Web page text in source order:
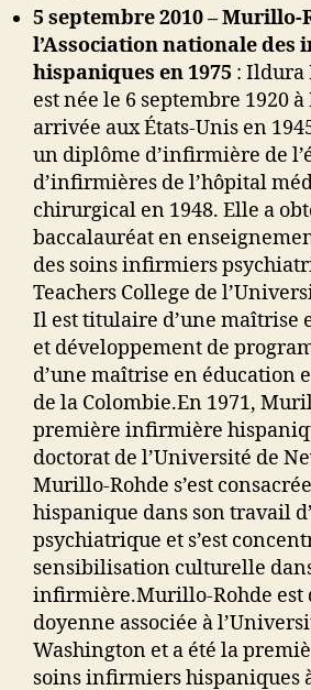
5 septembre 2010 – Murillo-
l’Association nationale des
hispaniques en 1975 : Ildura
est née le 6 septembre 1920
arrivée aux États-Unis en
un diplôme d’infirmière de
d’infirmières de l’hôpital
chirurgical en 1948. Elle a
baccalauréat en
des soins infirmiers
Teachers College de
Il est titulaire d’une maîtrise
et développement de
d’une maîtrise en éducation
de la Colombie.En 1971,
première infirmière
doctorat de l’Université de
Murillo-Rohde s’est
hispanique dans son travail
psychiatrique et s’est
sensibilisation culturelle
infirmière.Murillo-Rohde est
doyenne associée à
Washington et a été la
soins infirmiers hispaniques